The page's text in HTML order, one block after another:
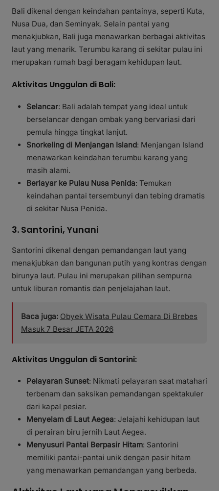
Bali dikenal dengan keindahan pantainya, seperti Kuta,
Nusa Dua, dan Seminyak. Selain pantai yang
menakjubkan, Bali juga menawarkan berbagai aktivitas
laut yang menarik. Terumbu karang di sekitar pulau ini
merupakan rumah bagi beragam kehidupan laut.
Aktivitas Unggulan di Bali:
Selancar: Bali adalah tempat yang ideal untuk
berselancar dengan ombak yang bervariasi dari
pemula hingga tingkat lanjut.
Snorkeling di Menjangan Island: Menjangan Island
menawarkan keindahan terumbu karang yang
masih alami.
Berlayar ke Pulau Nusa Penida: Temukan
keindahan pantai tersembunyi dan tebing dramatis
di sekitar Nusa Penida.
3. Santorini, Yunani
Santorini dikenal dengan pemandangan laut yang
menakjubkan dan bangunan putih yang kontras dengan
birunya laut. Pulau ini merupakan pilihan sempurna
untuk liburan romantis dan penjelajahan laut.
Baca juga: Obyek Wisata Pulau Cemara Di Brebes
Masuk 7 Besar JETA 2026
Aktivitas Unggulan di Santorini:
Pelayaran Sunset: Nikmati pelayaran saat matahari
terbenam dan saksikan pemandangan spektakuler
dari kapal pesiar.
Menyelam di Laut Aegea: Jelajahi kehidupan laut
di perairan biru jernih Laut Aegea.
Menyusuri Pantai Berpasir Hitam: Santorini
memiliki pantai-pantai unik dengan pasir hitam
yang menawarkan pemandangan yang berbeda.